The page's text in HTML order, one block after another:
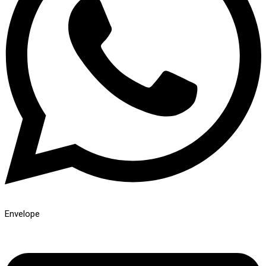
Envelope